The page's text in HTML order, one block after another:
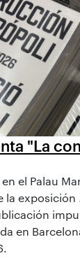
"La
el Palau
la exposición
en